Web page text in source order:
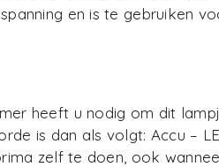
en is te gebruiken
heeft u nodig om dit
is dan als volgt: Accu –
zelf te doen, ook